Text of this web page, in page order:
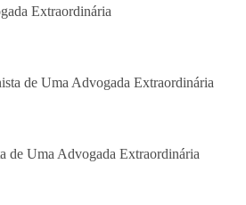
Extraordinária
de Uma Advogada Extraordinária